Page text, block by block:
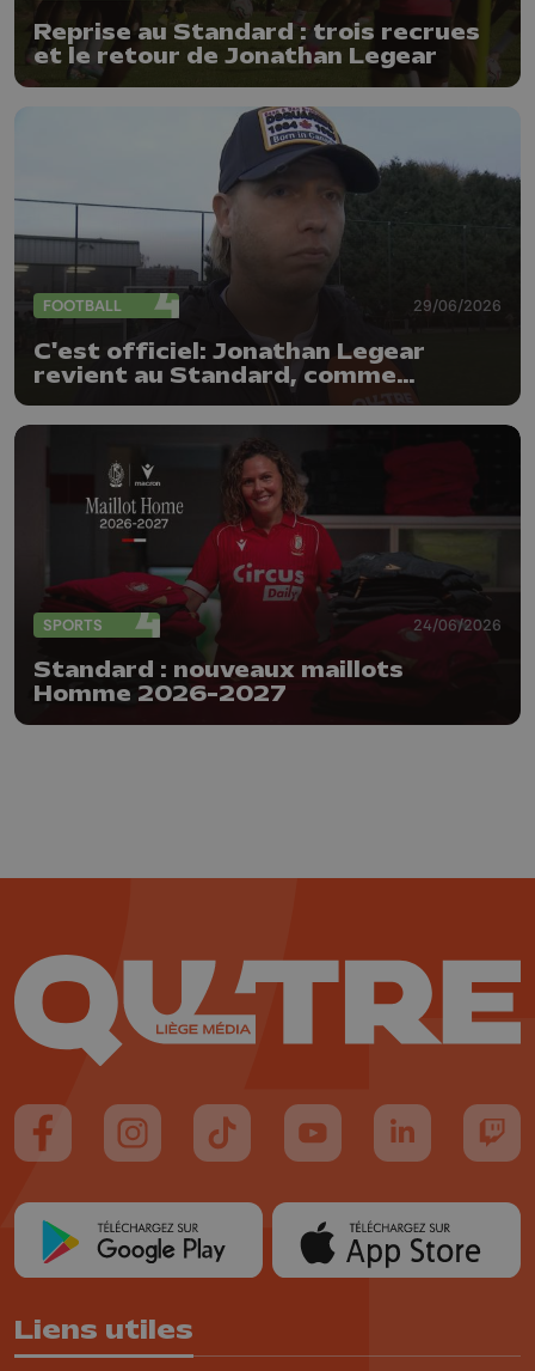
Reprise au Standard : trois recrues
et le retour de Jonathan Legear
FOOTBALL 29/06/2026
C'est officiel: Jonathan Legear
revient au Standard, comme
entraîneur adjoint
SPORTS 24/06/2026
Standard : nouveaux maillots
Homme 2026-2027
Suivez-nous sur FaceBook
Suivez-nous sur Instagram
Suivez-nous sur TikTok
Suivez-nous sur YouTube
Suivez-nous
Liens utiles